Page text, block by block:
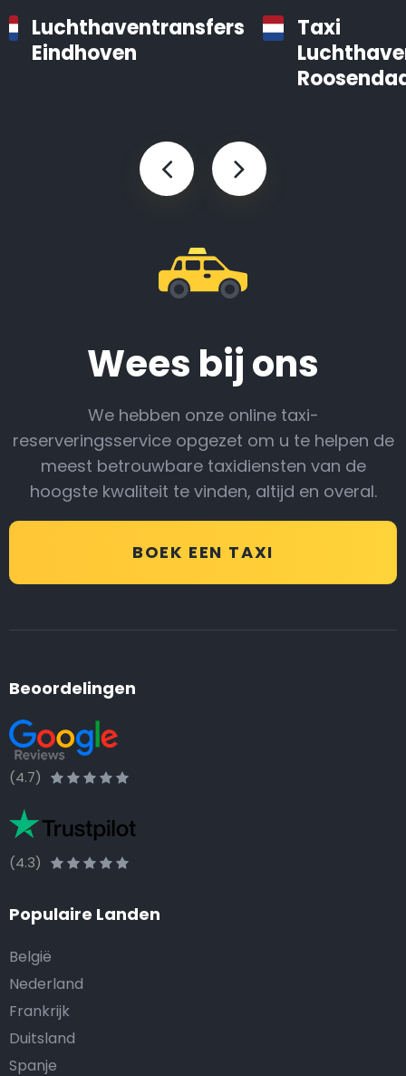
Luchthaventransfers
Eindhoven
Taxi
Wees bij ons
We hebben onze online taxi-
reserveringsservice opgezet om u te helpen de
meest betrouwbare taxidiensten van de
hoogste kwaliteit te vinden, altijd en overal.
BOEK EEN TAXI
Beoordelingen
(4.7)
(4.3)
Populaire Landen
België
Nederland
Frankrijk
Duitsland
Spanje